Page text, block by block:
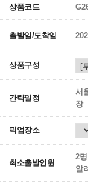
상품코드
출발일/도착일
상품구성
간략일정
서
창
픽업장소
최소출발인원
2
알